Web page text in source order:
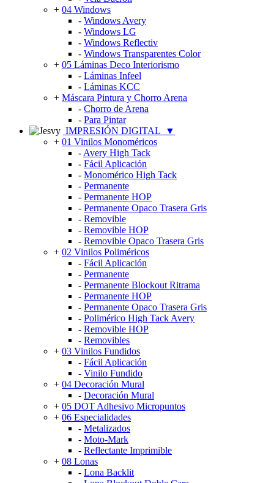
+ 04 Windows
- Windows Avery
- Windows LG
- Windows Reflectiv
- Windows Transparentes Color
+ 05 Láminas Deco Interiorismo
- Láminas Infeel
- Láminas KCC
+ Máscara Pintura y Chorro Arena
- Chorro de Arena
- Para Pintar
IMPRESIÓN DIGITAL
▼
+ 01 Vinilos Monoméricos
- Avery High Tack
- Fácil Aplicación
- Monomérico High Tack
- Permanente
- Permanente HOP
- Permanente Opaco Trasera Gris
- Removible
- Removible HOP
- Removible Opaco Trasera Gris
+ 02 Vinilos Poliméricos
- Fácil Aplicación
- Permanente
- Permanente Blockout Ritrama
- Permanente HOP
- Permanente Opaco Trasera Gris
- Polimérico High Tack Avery
- Removible HOP
- Removibles
+ 03 Vinilos Fundidos
- Fácil Aplicación
- Vinilo Fundido
+ 04 Decoración Mural
- Decoración Mural
+ 05 DOT Adhesivo Micropuntos
+ 06 Especialidades
- Metalizados
- Moto-Mark
- Reflectante Imprimible
+ 08 Lonas
- Lona Backlit